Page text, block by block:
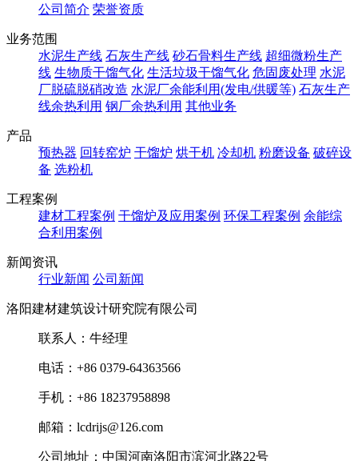
公司简介 荣誉资质
业务范围
水泥生产线 石灰生产线 砂石骨料生产线 超细微粉生产
线 生物质干馏气化 生活垃圾干馏气化 危固废处理 水泥
厂脱硫脱硝改造 水泥厂余能利用(发电/供暖等) 石灰生产
线余热利用 钢厂余热利用 其他业务
产品
预热器 回转窑炉 干馏炉 烘干机 冷却机 粉磨设备 破碎设
备 选粉机
工程案例
建材工程案例 干馏炉及应用案例 环保工程案例 余能综
合利用案例
新闻资讯
行业新闻 公司新闻
洛阳建材建筑设计研究院有限公司
联系人：牛经理
电话：+86 0379-64363566
手机：+86 18237958898
邮箱：lcdrijs@126.com
公司地址：中国河南洛阳市滨河北路22号